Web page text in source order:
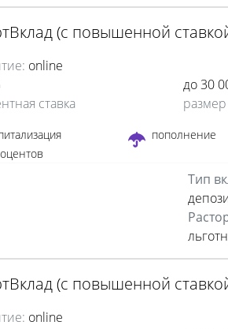
(с повышенной
online
ставка
до 30
пополнение
Тип
(с повышенной
online